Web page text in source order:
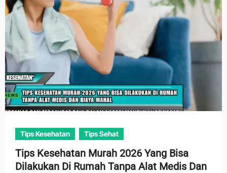
Tips Kesehatan Tips Sehat
Tips Kesehatan Murah 2026 Yang Bisa
Dilakukan Di Rumah Tanpa Alat Medis Dan